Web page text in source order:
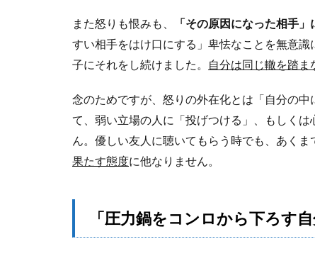
また怒りも恨みも、 「その原因になった相手」
すい相手をはけ口にする」卑怯なことを無意
子にそれをし続けました。
自分は同じ轍を踏ま
念のためですが、怒りの外在化とは「自分の
て、弱い立場の人に「投げつける」、もしく
ん。優しい友人に聴いてもらう時でも、あくま
果たす態度に他なりません。
「圧力鍋をコンロから下ろす